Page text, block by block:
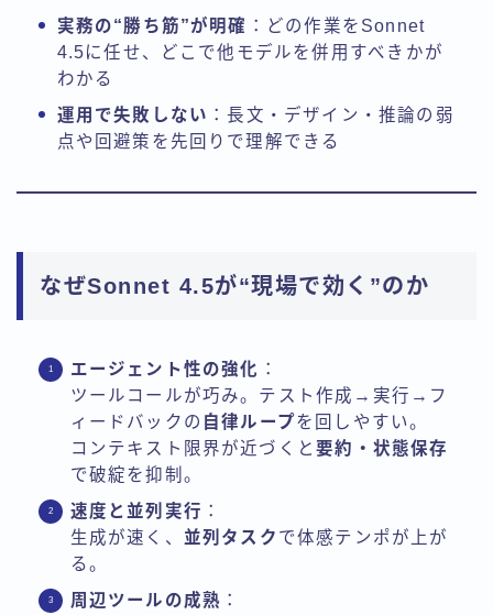
実務の“勝ち筋”が明確 ：どの作業をSonnet
4.5に任せ、どこで他モデルを併用すべきかが
わかる
運用で失敗しない ：長文・デザイン・推論の弱
点や回避策を先回りで理解できる
なぜSonnet 4.5が“現場で効く”のか
エージェント性の強化 ：
ツールコールが巧み。テスト作成→実行→フ
ィードバックの 自律ループを回しやすい。
コンテキスト限界が近づくと要約・状態保存
で破綻を抑制。
速度と並列実行 ：
生成が速く、 並列タスク で体感テンポが上が
る。
周辺ツールの成熟 ：